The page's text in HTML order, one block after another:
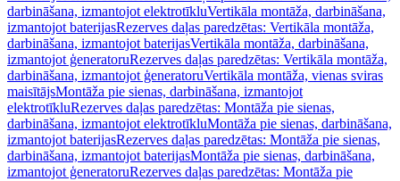
darbināšana, izmantojot elektrotīkluVertikāla montāža, darbināšana,
izmantojot baterijasRezerves daļas paredzētas: Vertikāla montāža,
darbināšana, izmantojot baterijasVertikāla montāža, darbināšana,
izmantojot ģeneratoruRezerves daļas paredzētas: Vertikāla montāža,
darbināšana, izmantojot ģeneratoruVertikāla montāža, vienas sviras
maisītājsMontāža pie sienas, darbināšana, izmantojot
elektrotīkluRezerves daļas paredzētas: Montāža pie sienas,
darbināšana, izmantojot elektrotīkluMontāža pie sienas, darbināšana,
izmantojot baterijasRezerves daļas paredzētas: Montāža pie sienas,
darbināšana, izmantojot baterijasMontāža pie sienas, darbināšana,
izmantojot ģeneratoruRezerves daļas paredzētas: Montāža pie